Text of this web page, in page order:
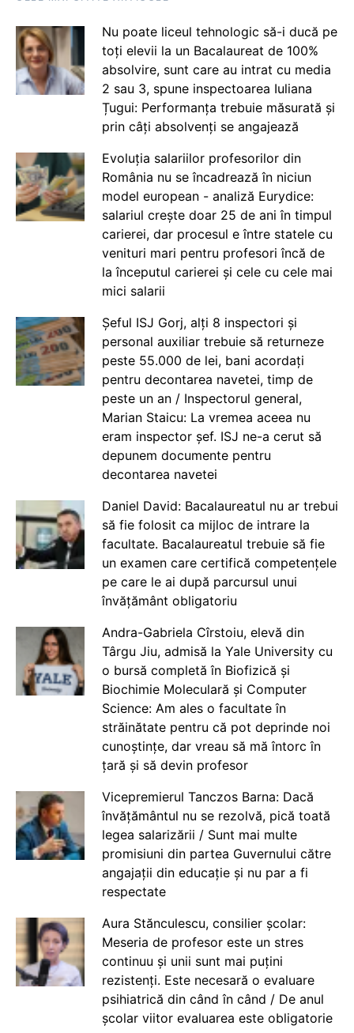
Nu poate liceul tehnologic să-i ducă pe
toți elevii la un Bacalaureat de 100%
absolvire, sunt care au intrat cu media
2 sau 3, spune inspectoarea Iuliana
Țugui: Performanța trebuie măsurată și
prin câți absolvenți se angajează
Evoluția salariilor profesorilor din
România nu se încadrează în niciun
model european - analiză Eurydice:
salariul crește doar 25 de ani în timpul
carierei, dar procesul e între statele cu
venituri mari pentru profesori încă de
la începutul carierei și cele cu cele mai
mici salarii
Șeful ISJ Gorj, alți 8 inspectori și
personal auxiliar trebuie să returneze
peste 55.000 de lei, bani acordați
pentru decontarea navetei, timp de
peste un an / Inspectorul general,
Marian Staicu: La vremea aceea nu
eram inspector șef. ISJ ne-a cerut să
depunem documente pentru
decontarea navetei
Daniel David: Bacalaureatul nu ar trebui
să fie folosit ca mijloc de intrare la
facultate. Bacalaureatul trebuie să fie
un examen care certifică competențele
pe care le ai după parcursul unui
învățământ obligatoriu
Andra-Gabriela Cîrstoiu, elevă din
Târgu Jiu, admisă la Yale University cu
o bursă completă în Biofizică și
Biochimie Moleculară și Computer
Science: Am ales o facultate în
străinătate pentru că pot deprinde noi
cunoștințe, dar vreau să mă întorc în
țară și să devin profesor
Vicepremierul Tanczos Barna: Dacă
învățământul nu se rezolvă, pică toată
legea salarizării / Sunt mai multe
promisiuni din partea Guvernului către
angajații din educație și nu par a fi
respectate
Aura Stănculescu, consilier școlar:
Meseria de profesor este un stres
continuu și unii sunt mai puțini
rezistenți. Este necesară o evaluare
psihiatrică din când în când / De anul
școlar viitor evaluarea este obligatorie